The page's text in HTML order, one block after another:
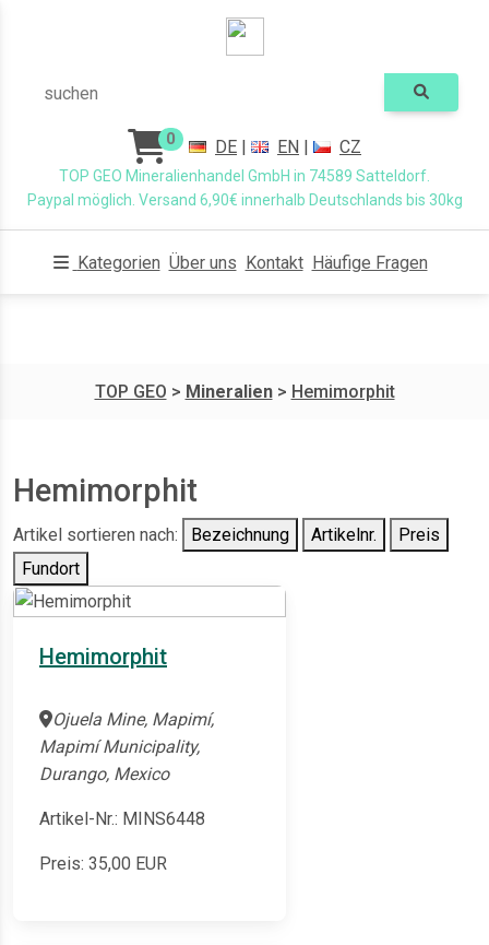
suchen
0 DE | EN | CZ
TOP GEO Mineralienhandel GmbH in 74589 Satteldorf.
Paypal möglich. Versand 6,90€ innerhalb Deutschlands bis 30kg
Kategorien Über uns Kontakt Häufige Fragen
TOP GEO > Mineralien> Hemimorphit
Hemimorphit
Artikel sortieren nach: Bezeichnung Artikelnr.
Preis
Fundort
Hemimorphit
Ojuela Mine, Mapimí,
Mapimí Municipality,
Durango, Mexico
Artikel-Nr.: MINS6448
Preis: 35,00 EUR